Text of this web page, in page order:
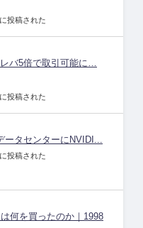
投稿された
レバ5倍で取引可能に…
投稿された
ータセンターにNVIDI...
投稿された
何を買ったのか｜1998